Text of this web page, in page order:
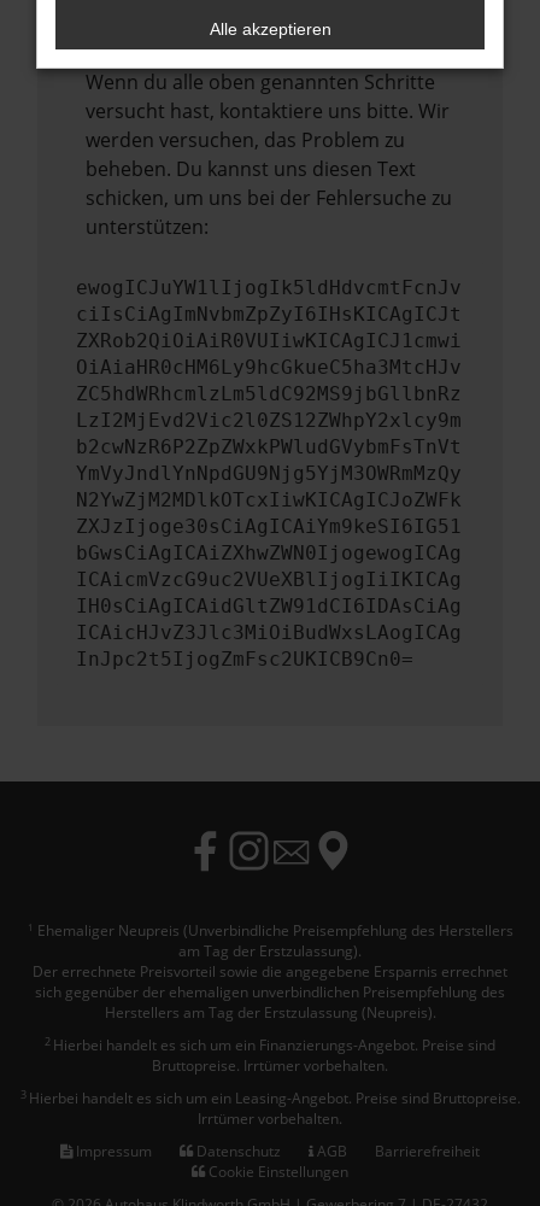
Wende dich an den Webseitenbetreiber.
Wenn du alle oben genannten Schritte
versucht hast, kontaktiere uns bitte. Wir
werden versuchen, das Problem zu
beheben. Du kannst uns diesen Text
schicken, um uns bei der Fehlersuche zu
unterstützen:
ewogICJuYW1lIjogIk5ldHdvcmtFcnJv
ciIsCiAgImNvbmZpZyI6IHsKICAgICJt
ZXRob2QiOiAiR0VUIiwKICAgICJ1cmwi
OiAiaHR0cHM6Ly9hcGkueC5ha3MtcHJv
ZC5hdWRhcmlzLm5ldC92MS9jbGllbnRz
LzI2MjEvd2Vic2l0ZS12ZWhpY2xlcy9m
b2cwNzR6P2ZpZWxkPWludGVybmFsTnVt
YmVyJndlYnNpdGU9Njg5YjM3OWRmMzQy
N2YwZjM2MDlkOTcxIiwKICAgICJoZWFk
ZXJzIjoge30sCiAgICAiYm9keSI6IG51
bGwsCiAgICAiZXhwZWN0IjogewogICAg
ICAicmVzcG9uc2VUeXBlIjogIiIKICAg
IH0sCiAgICAidGltZW91dCI6IDAsCiAg
ICAicHJvZ3Jlc3MiOiBudWxsLAogICAg
InJpc2t5IjogZmFsc2UKICB9Cn0=
1 Ehemaliger Neupreis (Unverbindliche Preisempfehlung des Herstellers
am Tag der Erstzulassung).
Der errechnete Preisvorteil sowie die angegebene Ersparnis errechnet
sich gegenüber der ehemaligen unverbindlichen Preisempfehlung des
Herstellers am Tag der Erstzulassung (Neupreis).
2 Hierbei handelt es sich um ein Finanzierungs-Angebot. Preise sind
Bruttopreise. Irrtümer vorbehalten.
3 Hierbei handelt es sich um ein Leasing-Angebot. Preise sind Bruttopreise.
Irrtümer vorbehalten.
Impressum
Datenschutz AGB
Barrierefreiheit
Cookie Einstellungen
Alle akzeptieren